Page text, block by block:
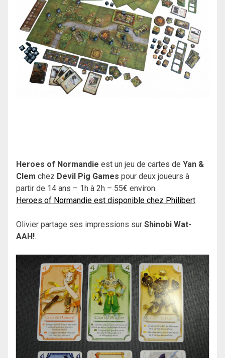
Heroes of Normandie est un jeu de cartes de Yan &
Clem chez Devil Pig Games pour deux joueurs à
partir de 14 ans – 1h à 2h – 55€ environ.
Heroes of Normandie est disponible chez Philibert
Olivier partage ses impressions sur Shinobi Wat-
AAH!.